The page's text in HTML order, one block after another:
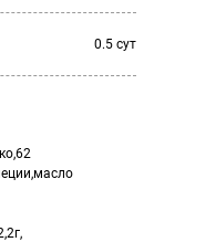
0.5 сут